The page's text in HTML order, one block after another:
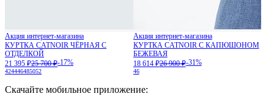
Акция интернет-магазина
КУРТКА CATNOIR ЧЁРНАЯ С
ОТДЕЛКОЙ
21 395 ₽25 700 ₽-17%
424446485052
Акция интернет-магазина
КУРТКА CATNOIR С КАПЮШОНОМ
БЕЖЕВАЯ
18 614 ₽26 900 ₽-31%
46
Скачайте мобильное приложение: